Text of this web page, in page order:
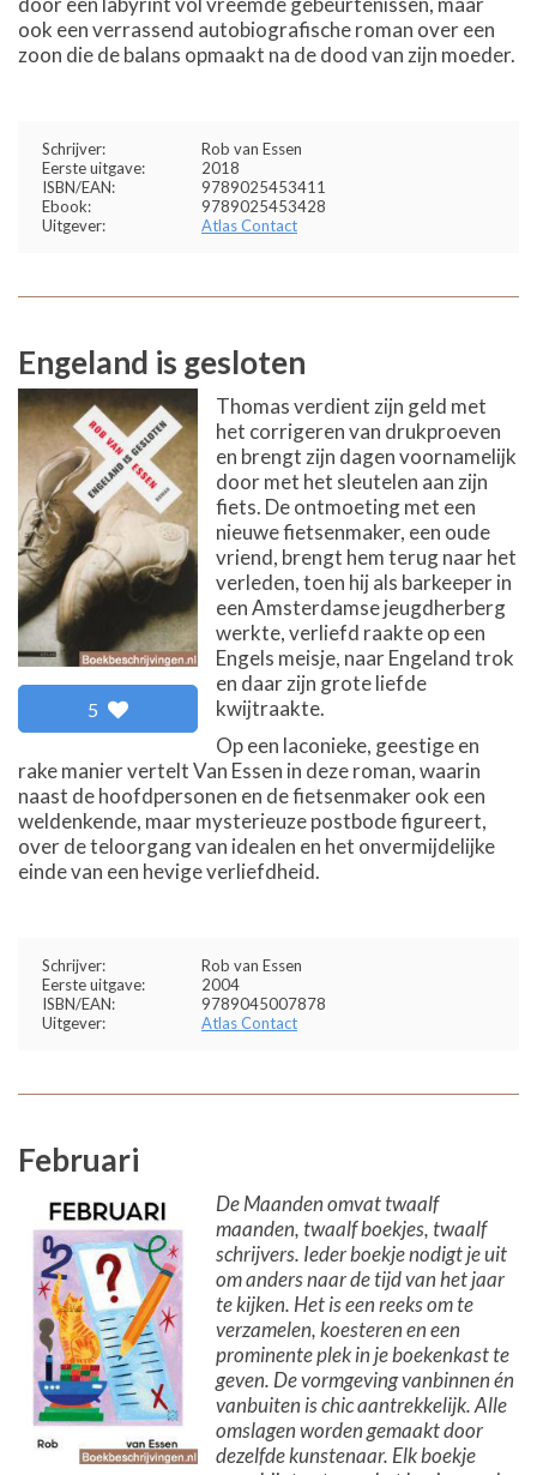
ook een verrassend autobiografische roman over een
zoon die de balans opmaakt na de dood van zijn moeder.
Schrijver:
Rob van Essen
Eerste uitgave:
2018
ISBN/EAN:
9789025453411
Ebook:
9789025453428
Uitgever:
Atlas Contact
Engeland is gesloten
5
Thomas verdient zijn geld met
het corrigeren van drukproeven
en brengt zijn dagen voornamelijk
door met het sleutelen aan zijn
fiets. De ontmoeting met een
nieuwe fietsenmaker, een oude
vriend, brengt hem terug naar het
verleden, toen hij als barkeeper in
een Amsterdamse jeugdherberg
werkte, verliefd raakte op een
Engels meisje, naar Engeland trok
en daar zijn grote liefde
kwijtraakte.
Op een laconieke, geestige en
rake manier vertelt Van Essen in deze roman, waarin
naast de hoofdpersonen en de fietsenmaker ook een
weldenkende, maar mysterieuze postbode figureert,
over de teloorgang van idealen en het onvermijdelijke
einde van een hevige verliefdheid.
Schrijver:
Rob van Essen
Eerste uitgave:
2004
ISBN/EAN:
9789045007878
Uitgever:
Atlas Contact
Februari
De Maanden omvat twaalf
maanden, twaalf boekjes, twaalf
schrijvers. Ieder boekje nodigt je uit
om anders naar de tijd van het jaar
te kijken. Het is een reeks om te
verzamelen, koesteren en een
prominente plek in je boekenkast te
geven. De vormgeving vanbinnen én
vanbuiten is chic aantrekkelijk. Alle
omslagen worden gemaakt door
dezelfde kunstenaar. Elk boekje